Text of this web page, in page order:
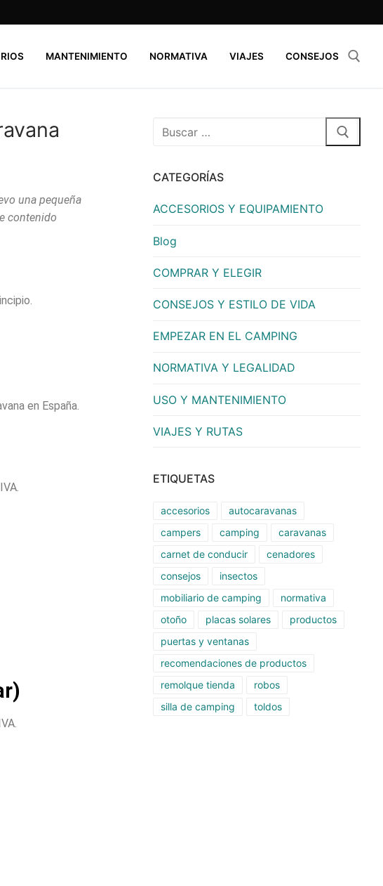
MANTENIMIENTO NORMATIVA VIAJES CONSEJOS
una pequeña
contenido
en España.
CATEGORÍAS
ACCESORIOS Y EQUIPAMIENTO
Blog
COMPRAR Y ELEGIR
CONSEJOS Y ESTILO DE VIDA
EMPEZAR EN EL CAMPING
NORMATIVA Y LEGALIDAD
USO Y MANTENIMIENTO
VIAJES Y RUTAS
ETIQUETAS
accesorios
autocaravanas
campers
camping
caravanas
carnet de conducir
cenadores
consejos
insectos
mobiliario de camping
normativa
otoño
placas solares
productos
puertas y ventanas
recomendaciones de productos
remolque tienda
robos
silla de camping
toldos